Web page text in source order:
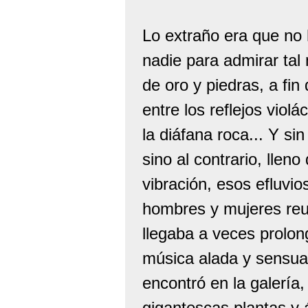
Lo extraño era que
nadie para admirar
de oro y piedras, a fin
entre los reflejos
la diáfana roca... Y
sino al contrario,
vibración, esos
hombres y mujeres
llegaba a veces
música alada y
encontró en la